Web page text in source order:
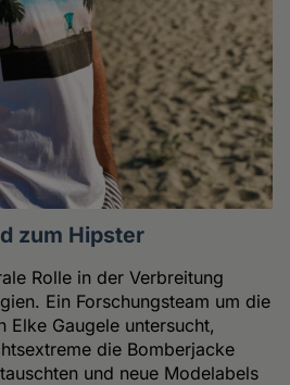
zum Hipster
Rolle in der Verbreitung
Ein Forschungsteam um die
Elke Gaugele untersucht,
die Bomberjacke
und neue Modelabels